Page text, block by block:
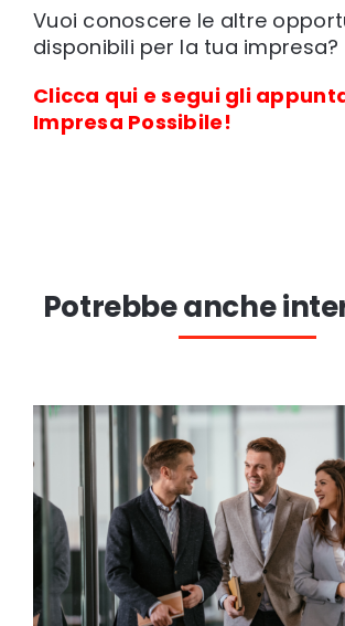
Vuoi conoscere le altre
disponibili per la tua impresa?
Clicca qui e segui gli
Impresa Possibile!
Potrebbe anche